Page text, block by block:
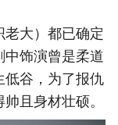
大）都已确定
饰演曾是柔道
低谷，为了报仇
且身材壮硕。